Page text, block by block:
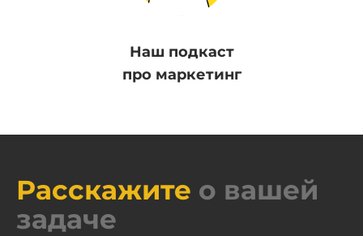
Наш подкаст
про маркетинг
Расскажите о вашей
задаче